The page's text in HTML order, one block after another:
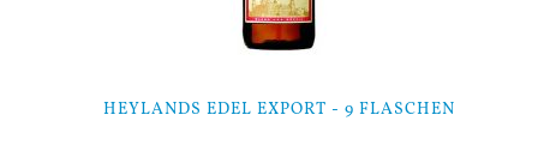
HEYLANDS EDEL EXPORT - 9 FLASCHEN